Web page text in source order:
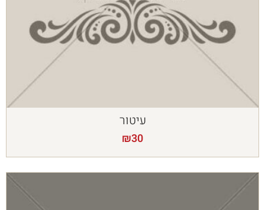
עיטור
₪30